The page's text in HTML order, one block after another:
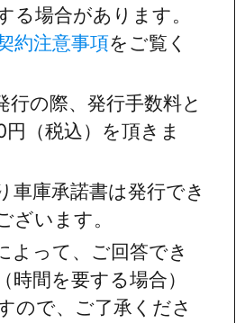
る場合があります。
約注意事項をご覧く
行の際、発行手数料と
（税込）を頂きま
車庫承諾書は発行でき
ざいます。
よって、ご回答でき
時間を要する場合）
ので、ご了承くださ